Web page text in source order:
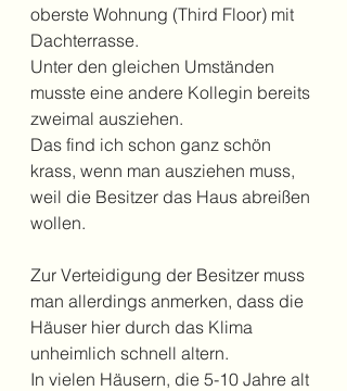
oberste Wohnung (Third Floor) mit
Dachterrasse.
Unter den gleichen Umständen
musste eine andere Kollegin bereits
zweimal ausziehen.
Das find ich schon ganz schön
krass, wenn man ausziehen muss,
weil die Besitzer das Haus abreißen
wollen.
Zur Verteidigung der Besitzer muss
man allerdings anmerken, dass die
Häuser hier durch das Klima
unheimlich schnell altern.
In vielen Häusern, die 5-10 Jahre alt